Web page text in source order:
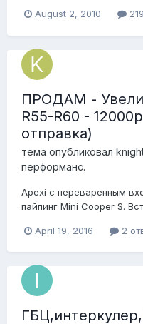
прилагалась, оставалось
пластиковых защлёпках
August 2, 2010
ПРОДАМ -
R55-R60 -
отправка)
тема опубликовал
перформанс.
Apexi с переваренным
пайпинг Mini Cooper S.
продал, детали
April 19, 2016 2